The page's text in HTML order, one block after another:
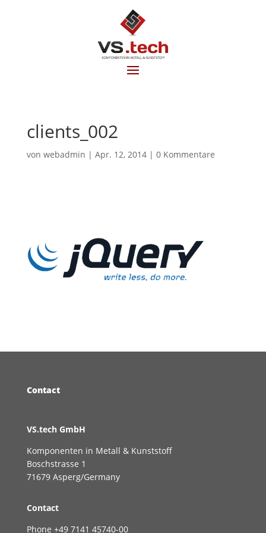
clients_002
von webadmin | Apr. 12, 2014| 0 Kommentare
Contact
VS.tech GmbH
Komponenten in Metall & Kunststoff
Boschstrasse 1
71679 Asperg/Germany
Contact
Phone +49 7141 45740-00